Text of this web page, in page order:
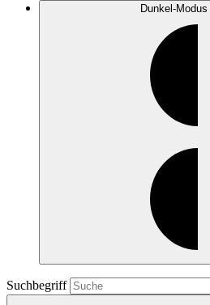
Dunkel-Modus
Suchbegriff